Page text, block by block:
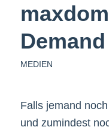
Demand
MEDIEN
Falls jemand
und zumindest